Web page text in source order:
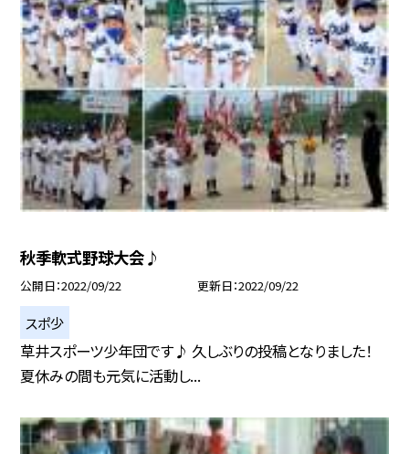
秋季軟式野球大会♪
公開日 2022/09/22 更新日 2022/09/22
スポ少
草井スポーツ少年団です♪ 久しぶりの投稿となりました！
夏休みの間も元気に活動し...